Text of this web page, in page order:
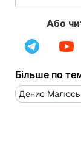
Або
Більше по
Денис